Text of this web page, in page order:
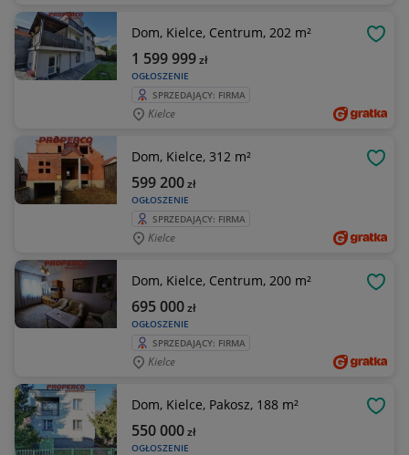
Dom, Kielce, Centrum, 202 m²
OGŁOSZENIE
1 599 999zł
SPRZEDAJĄCY: FIRMA
Kielce
Dom, Kielce, 312 m²
OGŁOSZENIE
599 200zł
SPRZEDAJĄCY: FIRMA
Kielce
Dom, Kielce, Centrum, 200 m²
OGŁOSZENIE
695 000zł
SPRZEDAJĄCY: FIRMA
Kielce
Dom, Kielce, Pakosz, 188 m²
OGŁOSZENIE
550 000zł